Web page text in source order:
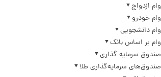
وام ازدواج
وام خودرو
وام دانشجویی
وام بر اساس بانک
صندوق سرمایه گذاری
صندوق‌های سرمایه‌گذاری طلا